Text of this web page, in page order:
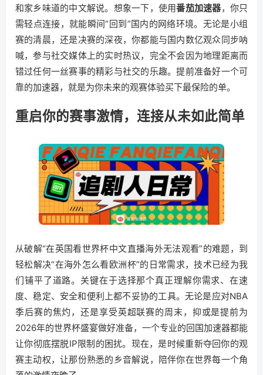
和家乡味道的中文解说。想象一下，使用番茄加速器，你只
需轻点连接，就能瞬间“回到”国内的网络环境。无论是小组
赛的清晨，还是决赛的深夜，你都能与国内数亿观众同步呐
喊，参与社交媒体上的实时热议，完全不会因为地理距离而
错过任何一丝赛事的精彩与社交的乐趣。提前准备好一个可
靠的加速器，就是为你未来的观赛体验买下最保险的单。
重启你的赛事激情，连接从未如此简单
从破解“在英国看世界杯中文直播海外无法观看”的难题，到
轻松解决“在海外怎么看欧洲杯”的日常需求，技术已经为我
们铺平了道路。关键在于选择那个真正理解你需求、在速
度、稳定、安全和便利上都不妥协的工具。无论是应对NBA
季后赛的焦灼，还是享受英超联赛的周末，抑或是提前为
2026年的世界杯盛宴做好准备，一个专业的回国加速器都能
让你彻底摆脱IP限制的困扰。现在，是时候重新夺回你的观
赛主动权，让那份熟悉的乡音解说，陪伴你在世界每一个角